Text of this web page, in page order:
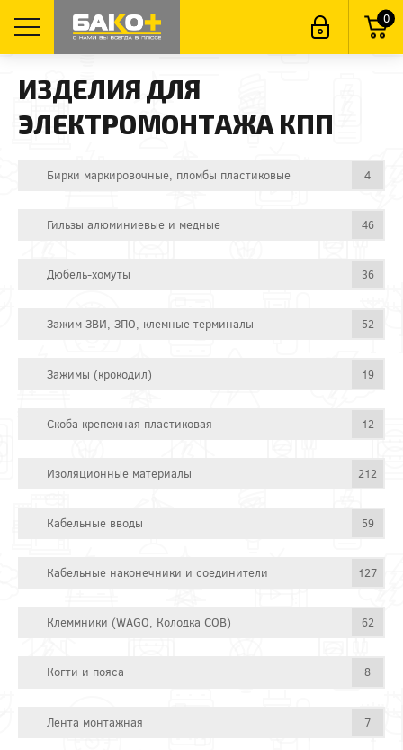
0
ИЗДЕЛИЯ ДЛЯ
ЭЛЕКТРОМОНТАЖА КПП
Бирки маркировочные, пломбы пластиковые 4
Гильзы алюминиевые и медные 46
Дюбель-хомуты 36
Зажим ЗВИ, ЗПО, клемные терминалы 52
Зажимы (крокодил) 19
Скоба крепежная пластиковая 12
Изоляционные материалы 212
Кабельные вводы 59
Кабельные наконечники и соединители 127
Клеммники (WAGO, Колодка СОВ) 62
Когти и пояса 8
Лента монтажная 7